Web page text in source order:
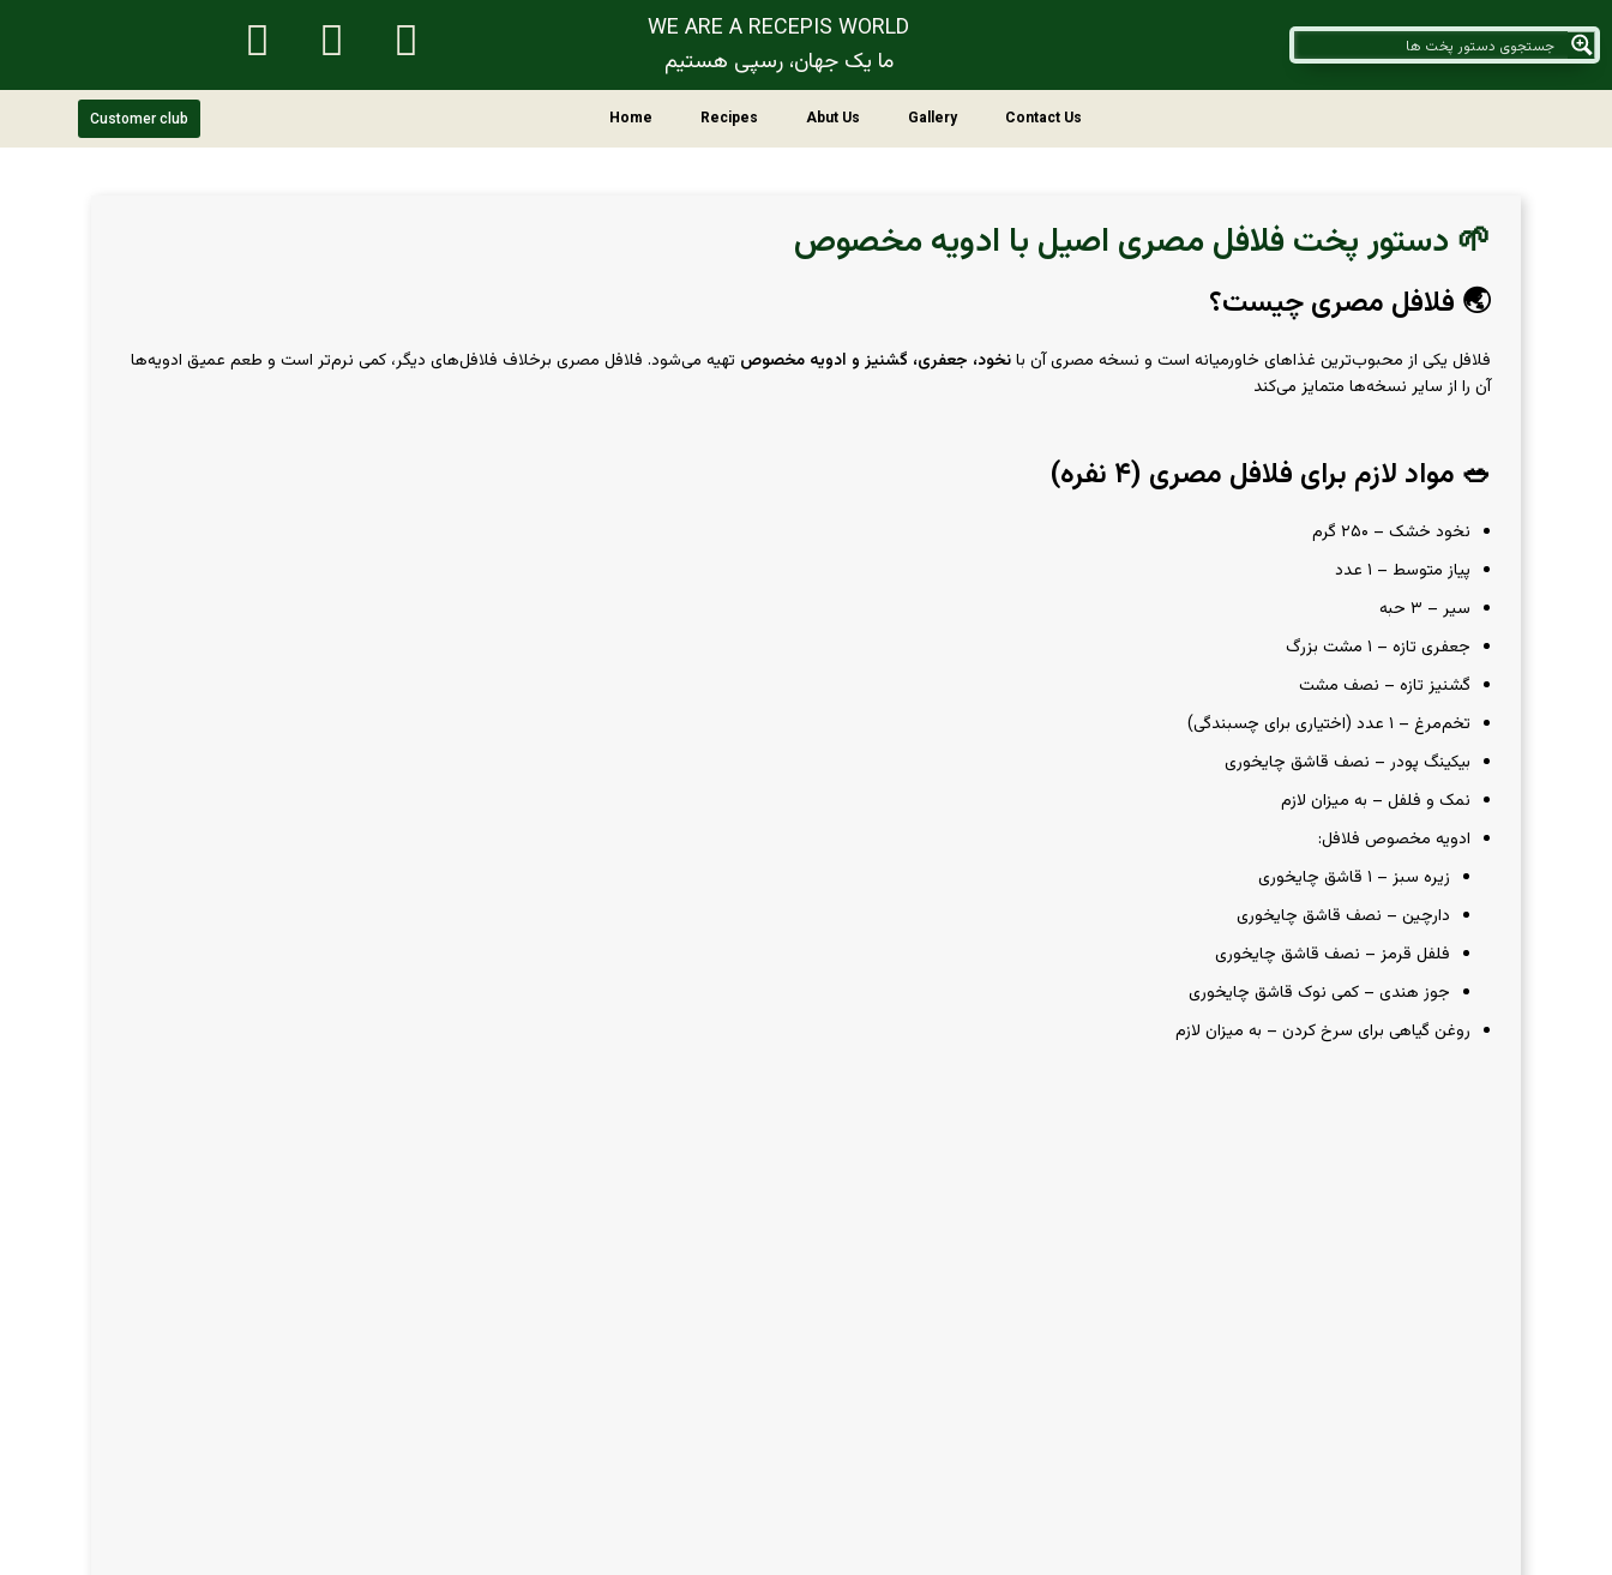
WE ARE A RECEPIS WORLD
ما یک جهان، رسپی هستیم
Contact Us
Gallery
Abut Us
Recipes
Home
Customer club
🌱 دستور پخت فلافل مصری اصیل با ادویه مخصوص
🌏 فلافل مصری چیست؟
فلافل یکی از محبوب‌ترین غذاهای خاورمیانه است و نسخه مصری آن بانخود، جعفری، گشنیز و ادویه مخصوص تهیه می‌شود. فلافل مصری برخلاف فلافل‌های دیگر، کمی نرم‌تر است و طعم عمیق ادویه‌ها
آن را از سایر نسخه‌ها متمایز می‌کند
🥗 مواد لازم برای فلافل مصری (۴ نفره)
نخود خشک – ۲۵۰ گرم
پیاز متوسط – ۱ عدد
سیر – ۳ حبه
جعفری تازه – ۱ مشت بزرگ
گشنیز تازه – نصف مشت
تخم‌مرغ – ۱ عدد (اختیاری برای چسبندگی)
بیکینگ پودر – نصف قاشق چایخوری
نمک و فلفل – به میزان لازم
ادویه مخصوص فلافل:
زیره سبز – ۱ قاشق چایخوری
دارچین – نصف قاشق چایخوری
فلفل قرمز – نصف قاشق چایخوری
جوز هندی – کمی نوک قاشق چایخوری
روغن گیاهی برای سرخ کردن – به میزان لازم